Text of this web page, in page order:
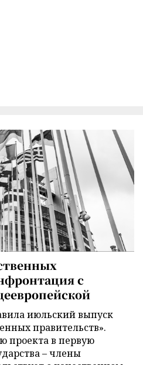
с
июльский выпуск
правительств».
проекта в первую
– члены